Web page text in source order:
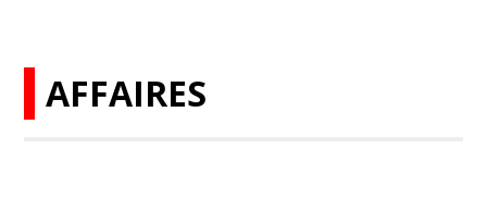
AFFAIRES